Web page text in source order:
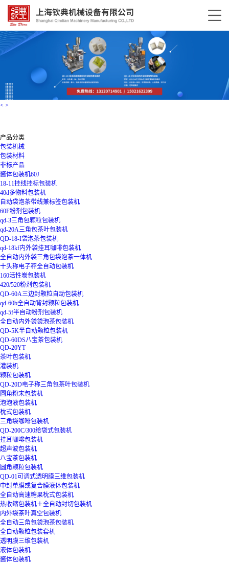
< >
产品分类
包装机械
包装材料
非标产品
酱体包装机60J
18-11挂线挂标包装机
40d多物料包装机
自动袋泡茶带线兼标签包装机
60F粉剂包装机
qd-3三角包颗粒包装机
qd-20A三角包茶叶包装机
QD-18-I袋泡茶包装机
qd-18kf内外袋挂耳咖啡包装机
全自动内外袋三角包袋泡茶一体机
十头称电子秤全自动包装机
160活性炭包装机
420/520粉剂包装机
QD-60A三边封颗粒自动包装机
qd-60b全自动背封颗粒包装机
qd-5f半自动粉剂包装机
全自动内外袋袋泡茶包装机
QD-5K半自动颗粒包装机
QD-60DS八宝茶包装机
QD-20YT
茶叶包装机
灌装机
颗粒包装机
QD-20D电子称三角包茶叶包装机
圆角粉末包装机
泡泡液包装机
枕式包装机
三角袋咖啡包装机
QD-200C/300给袋式包装机
挂耳咖啡包装机
超声波包装机
八宝茶包装机
圆角颗粒包装机
QD-01可调式透明膜三维包装机
中封单膜或复合膜液体包装机
全自动高速糖果枕式包装机
热收缩包装机＋全自动封切包装机
内外袋茶叶真空包装机
全自动三角包袋泡茶包装机
全自动颗粒包装套机
透明膜三维包装机
液体包装机
酱体包装机